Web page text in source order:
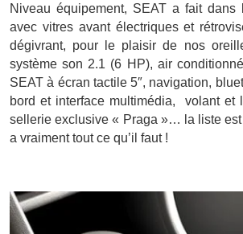
Niveau équipement, SEAT a fait dans
avec vitres avant électriques et
dégivrant, pour le plaisir de nos
système son 2.1 (6 HP), air
SEAT à écran tactile 5″, navigation,
bord et interface multimédia, volant et
sellerie exclusive « Praga »… la liste
a vraiment tout ce qu’il faut !